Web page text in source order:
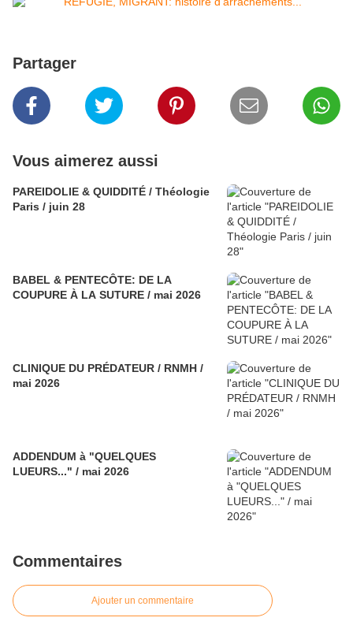
Partager
Vous aimerez aussi
PAREIDOLIE & QUIDDITÉ / Théologie
Paris / juin 28
BABEL & PENTECÔTE: DE LA
COUPURE À LA SUTURE / mai 2026
CLINIQUE DU PRÉDATEUR / RNMH /
mai 2026
ADDENDUM à "QUELQUES
LUEURS..." / mai 2026
Commentaires
Ajouter un commentaire